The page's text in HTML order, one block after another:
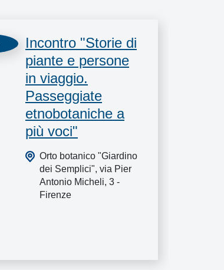
Incontro "Storie di
piante e persone
in viaggio.
Passeggiate
etnobotaniche a
più voci"
Orto botanico "Giardino
dei Semplici", via Pier
Antonio Micheli, 3 -
Firenze